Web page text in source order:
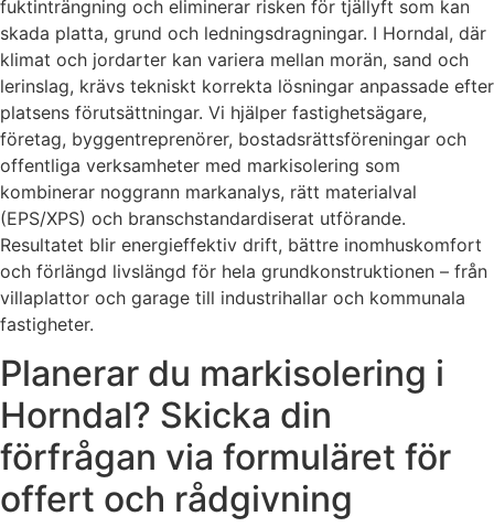
fuktinträngning och eliminerar risken för tjällyft som kan
skada platta, grund och ledningsdragningar. I Horndal, där
klimat och jordarter kan variera mellan morän, sand och
lerinslag, krävs tekniskt korrekta lösningar anpassade efter
platsens förutsättningar. Vi hjälper fastighetsägare,
företag, byggentreprenörer, bostadsrättsföreningar och
offentliga verksamheter med markisolering som
kombinerar noggrann markanalys, rätt materialval
(EPS/XPS) och branschstandardiserat utförande.
Resultatet blir energieffektiv drift, bättre inomhuskomfort
och förlängd livslängd för hela grundkonstruktionen – från
villaplattor och garage till industrihallar och kommunala
fastigheter.
Planerar du markisolering i
Horndal? Skicka din
förfrågan via formuläret för
offert och rådgivning